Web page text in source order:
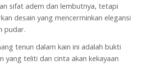
sifat adem dan lembutnya, tetapi
desain yang mencerminkan elegansi
pudar.
tenun dalam kain ini adalah bukti
yang teliti dan cinta akan kekayaan